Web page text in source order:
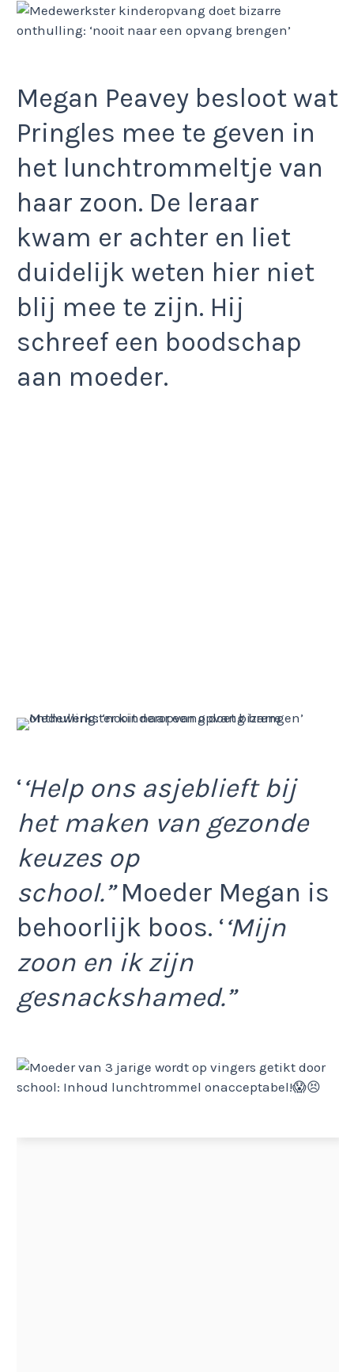
Megan Peavey besloot wat
Pringles mee te geven in
het lunchtrommeltje van
haar zoon. De leraar
kwam er achter en liet
duidelijk weten hier niet
blij mee te zijn. Hij
schreef een boodschap
aan moeder.
‘‘Help ons asjeblieft bij
het maken van gezonde
keuzes op
school.”Moeder Megan is
behoorlijk boos. ‘‘Mijn
zoon en ik zijn
gesnackshamed.”